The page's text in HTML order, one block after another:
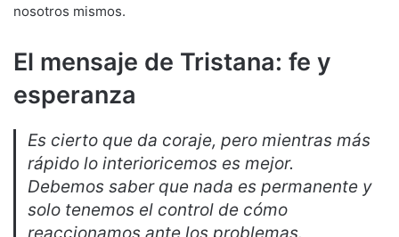
nosotros mismos.
El mensaje de Tristana: fe y
esperanza
Es cierto que da coraje, pero mientras más
rápido lo interioricemos es mejor.
Debemos saber que nada es permanente y
solo tenemos el control de cómo